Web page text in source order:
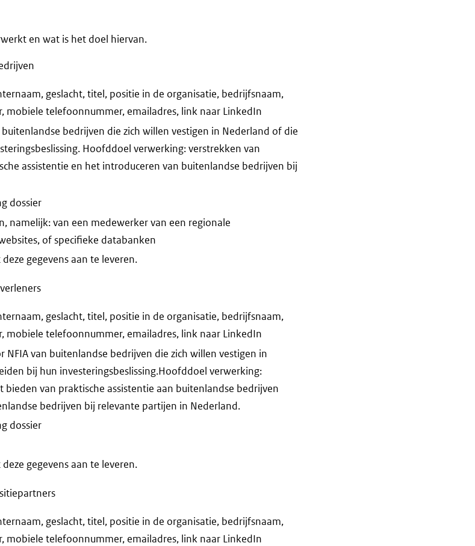
en wat is het doel hiervan.
geslacht, titel, positie in de organisatie, bedrijfsnaam,
mobiele telefoonnummer, emailadres, link naar LinkedIn
bedrijven die zich willen vestigen in Nederland of die
Hoofddoel verwerking: verstrekken van
assistentie en het introduceren van buitenlandse bedrijven bij
dossier
namelijk: van een medewerker van een regionale
of specifieke databanken
gegevens aan te leveren.
geslacht, titel, positie in de organisatie, bedrijfsnaam,
mobiele telefoonnummer, emailadres, link naar LinkedIn
NFIA van buitenlandse bedrijven die zich willen vestigen in
bij hun investeringsbeslissing.Hoofddoel verwerking:
van praktische assistentie aan buitenlandse bedrijven
bedrijven bij relevante partijen in Nederland.
dossier
gegevens aan te leveren.
geslacht, titel, positie in de organisatie, bedrijfsnaam,
mobiele telefoonnummer, emailadres, link naar LinkedIn